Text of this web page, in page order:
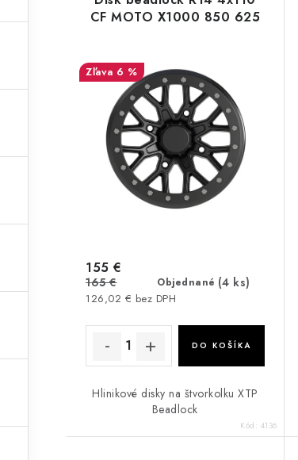
CF MOTO X1000 850 625
6 %
Objednané (4 ks)
126,02 € bez DPH
155 €
165 €
DO KOŠÍKA
Hlinikové disky na štvorkolku XTP
Beadlock
Kód: 4136